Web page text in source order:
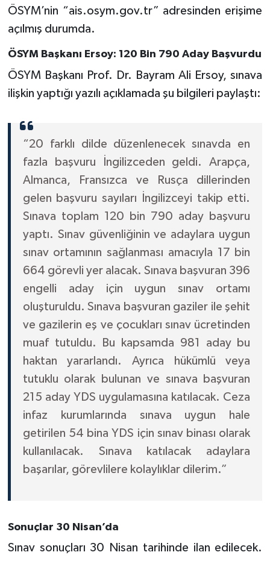
ÖSYM’nin “ais.osym.gov.tr” adresinden erişime
açılmış durumda.
ÖSYM Başkanı Ersoy: 120 Bin 790 Aday Başvurdu
ÖSYM Başkanı Prof. Dr. Bayram Ali Ersoy, sınava
ilişkin yaptığı yazılı açıklamada şu bilgileri paylaştı:
“20 farklı dilde düzenlenecek sınavda en
fazla başvuru İngilizceden geldi. Arapça,
Almanca, Fransızca ve Rusça dillerinden
gelen başvuru sayıları İngilizceyi takip etti.
Sınava toplam 120 bin 790 aday başvuru
yaptı. Sınav güvenliğinin ve adaylara uygun
sınav ortamının sağlanması amacıyla 17 bin
664 görevli yer alacak. Sınava başvuran 396
engelli aday için uygun sınav ortamı
oluşturuldu. Sınava başvuran gaziler ile şehit
ve gazilerin eş ve çocukları sınav ücretinden
muaf tutuldu. Bu kapsamda 981 aday bu
haktan yararlandı. Ayrıca hükümlü veya
tutuklu olarak bulunan ve sınava başvuran
215 aday YDS uygulamasına katılacak. Ceza
infaz kurumlarında sınava uygun hale
getirilen 54 bina YDS için sınav binası olarak
kullanılacak. Sınava katılacak adaylara
başarılar, görevlilere kolaylıklar dilerim.”
Sonuçlar 30 Nisan’da
Sınav sonuçları 30 Nisan tarihinde ilan edilecek.